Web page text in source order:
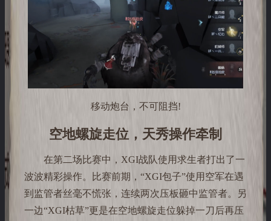
移动炮台，不可阻挡!
空地螺旋走位，天秀操作牵制
在第二场比赛中，XGI战队使用求生者打出了一
波波精彩操作。比赛前期，“XGI包子”使用空军在遇
到监管者丝毫不慌张，连续两次压板砸中监管者。另
一边“XGI枯草”更是在空地螺旋走位躲掉一刀后再压